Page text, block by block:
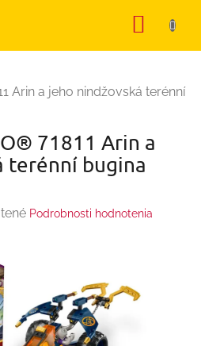
Arin a jeho nindžovská terénní
71811 Arin a
terénní bugina
Podrobnosti hodnotenia